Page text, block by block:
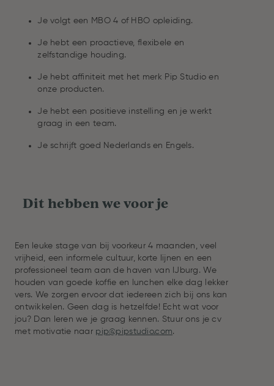
Je volgt een MBO 4 of HBO opleiding.
Je hebt een proactieve, flexibele en
zelfstandige houding.
Je hebt affiniteit met het merk Pip Studio en
onze producten.
Je hebt een positieve instelling en je werkt
graag in een team.
Je schrijft goed Nederlands en Engels.
Dit hebben we voor je
Een leuke stage van bij voorkeur 4 maanden, veel
vrijheid, een informele cultuur, korte lijnen en een
professioneel team aan de haven van IJburg. We
houden van goede koffie en lunchen elke dag lekker
vers. We zorgen ervoor dat iedereen zich bij ons kan
ontwikkelen. Geen dag is hetzelfde! Echt wat voor
jou? Dan leren we je graag kennen. Stuur ons je cv
met motivatie naar pip@pipstudio.com.